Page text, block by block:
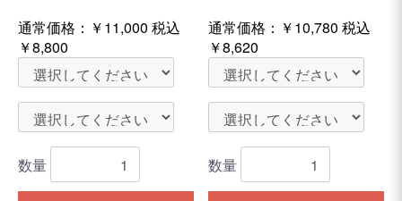
通常価格： ￥11,000 税込
￥8,800
数量
通常価格： ￥10,780 税込
￥8,620
数量